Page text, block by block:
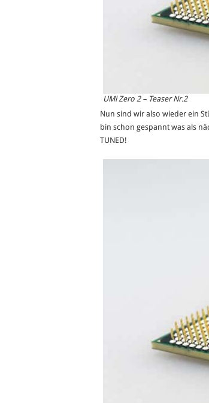
UMi Zero 2 – Teaser Nr.2
Nun sind wir also wieder ein
bin schon gespannt was als
TUNED!